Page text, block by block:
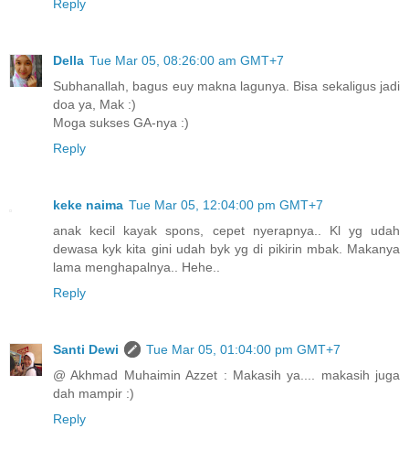
Reply
Della Tue Mar 05, 08:26:00 am GMT+7
Subhanallah, bagus euy makna lagunya. Bisa sekaligus jadi
doa ya, Mak :)
Moga sukses GA-nya :)
Reply
keke naima Tue Mar 05, 12:04:00 pm GMT+7
anak kecil kayak spons, cepet nyerapnya.. Kl yg udah
dewasa kyk kita gini udah byk yg di pikirin mbak. Makanya
lama menghapalnya.. Hehe..
Reply
Santi Dewi
Tue Mar 05, 01:04:00 pm GMT+7
@ Akhmad Muhaimin Azzet : Makasih ya.... makasih juga
dah mampir :)
Reply